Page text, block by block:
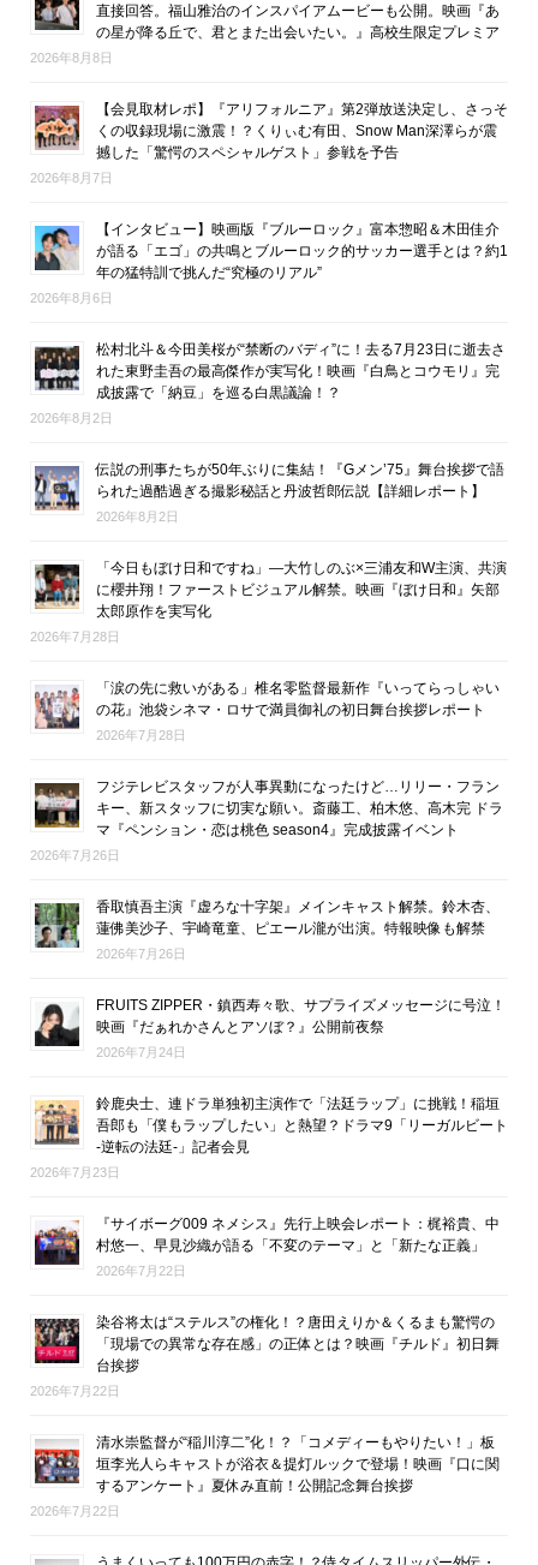
直接回答。福山雅治のインスパイアムービーも公開。映画『あ
の星が降る丘で、君とまた出会いたい。』高校生限定プレミア
2026年8月8日
【会見取材レポ】『アリフォルニア』第2弾放送決定し、さっそ
くの収録現場に激震！？くりぃむ有田、Snow Man深澤らが震
撼した「驚愕のスペシャルゲスト」参戦を予告
2026年8月7日
【インタビュー】映画版『ブルーロック』富本惣昭＆木田佳介
が語る「エゴ」の共鳴とブルーロック的サッカー選手とは？約1
年の猛特訓で挑んだ“究極のリアル”
2026年8月6日
松村北斗＆今田美桜が“禁断のバディ”に！去る7月23日に逝去さ
れた東野圭吾の最高傑作が実写化！映画『白鳥とコウモリ』完
成披露で「納豆」を巡る白黒議論！？
2026年8月2日
伝説の刑事たちが50年ぶりに集結！『Gメン’75』舞台挨拶で語
られた過酷過ぎる撮影秘話と丹波哲郎伝説【詳細レポート】
2026年8月2日
「今日もぼけ日和ですね」―大竹しのぶ×三浦友和W主演、共演
に櫻井翔！ファーストビジュアル解禁。映画『ぼけ日和』矢部
太郎原作を実写化
2026年7月28日
「涙の先に救いがある」椎名零監督最新作『いってらっしゃい
の花』池袋シネマ・ロサで満員御礼の初日舞台挨拶レポート
2026年7月28日
フジテレビスタッフが人事異動になったけど…リリー・フラン
キー、新スタッフに切実な願い。斎藤工、柏木悠、高木完 ドラ
マ『ペンション・恋は桃色 season4』完成披露イベント
2026年7月26日
香取慎吾主演『虚ろな十字架』メインキャスト解禁。鈴木杏、
蓮佛美沙子、宇崎竜童、ピエール瀧が出演。特報映像も解禁
2026年7月26日
FRUITS ZIPPER・鎮西寿々歌、サプライズメッセージに号泣！
映画『だぁれかさんとアソぼ？』公開前夜祭
2026年7月24日
鈴鹿央士、連ドラ単独初主演作で「法廷ラップ」に挑戦！稲垣
吾郎も「僕もラップしたい」と熱望？ドラマ9「リーガルビート
-逆転の法廷-」記者会見
2026年7月23日
『サイボーグ009 ネメシス』先行上映会レポート：梶裕貴、中
村悠一、早見沙織が語る「不変のテーマ」と「新たな正義」
2026年7月22日
染谷将太は“ステルス”の権化！？唐田えりか＆くるまも驚愕の
「現場での異常な存在感」の正体とは？映画『チルド』初日舞
台挨拶
2026年7月22日
清水崇監督が“稲川淳二”化！？「コメディーもやりたい！」板
垣李光人らキャストが浴衣＆提灯ルックで登場！映画『口に関
するアンケート』夏休み直前！公開記念舞台挨拶
2026年7月22日